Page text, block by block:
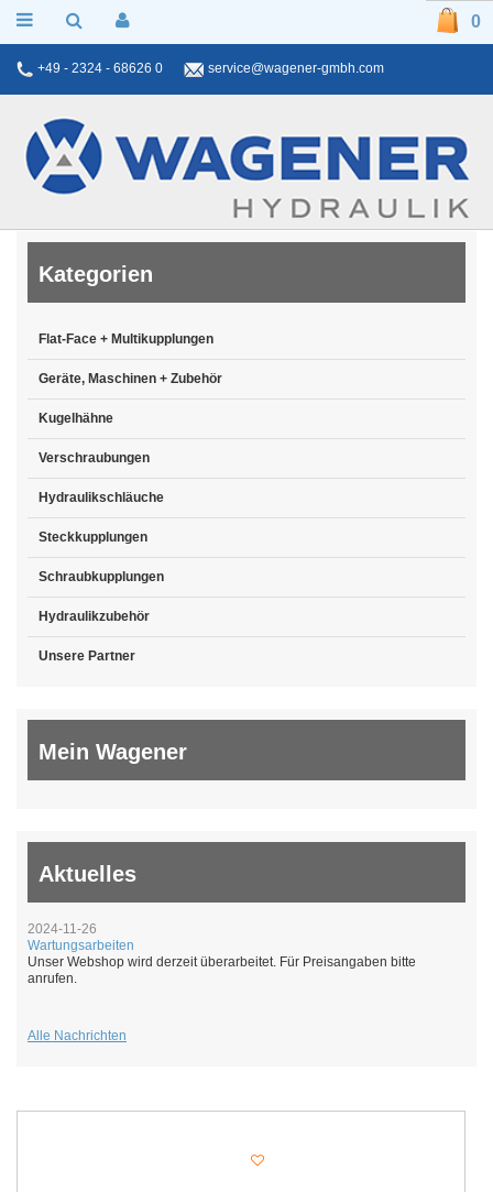
+49 - 2324 - 68626 0 service@wagener-gmbh.com
0
Kategorien
Flat-Face + Multikupplungen
Geräte, Maschinen + Zubehör
Kugelhähne
Verschraubungen
Hydraulikschläuche
Steckkupplungen
Schraubkupplungen
Hydraulikzubehör
Unsere Partner
Mein Wagener
Aktuelles
2024-11-26
Wartungsarbeiten
Unser Webshop wird derzeit überarbeitet. Für Preisangaben bitte
anrufen.
Alle Nachrichten